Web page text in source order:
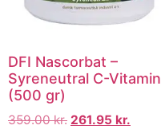
DFI Nascorbat –
Syreneutral C-Vitamin
(500 gr)
359.00kr. 261.95 kr.